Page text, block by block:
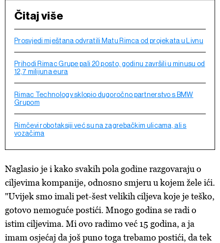
Čitaj više
Prosvjedi mještana odvratili Matu Rimca od projekata u Livnu
Prihodi Rimac Grupe pali 20 posto, godinu završili u minusu od
12,7 milijuna eura
Rimac Technology sklopio dugoročno partnerstvo s BMW
Grupom
Rimčevi robotaksiji već su na zagrebačkim ulicama, ali s
vozačima
Naglasio je i kako svakih pola godine razgovaraju o
ciljevima kompanije, odnosno smjeru u kojem žele ići.
"Uvijek smo imali pet-šest velikih ciljeva koje je teško,
gotovo nemoguće postići. Mnogo godina se radi o
istim ciljevima. Mi ovo radimo već 15 godina, a ja
imam osjećaj da još puno toga trebamo postići, da tek